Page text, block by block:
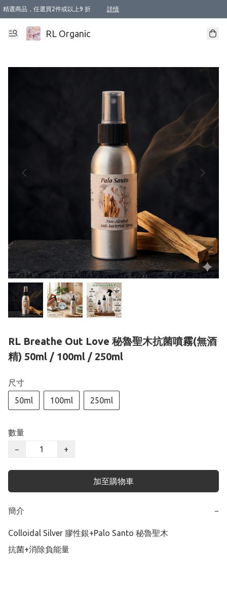
精選商品，任選買2件或以上9 折 詳情
XI周年優惠【新品自由選2件88折/3件85折】
XI周年優惠【Chakra 脈輪平衡自由選2件9折/3件85折/5件8折】
Florame 肌底自由選 2支9折 3支85折
XI周年優惠【蟲蟲退散 · 防衛結界﹞系列2件9折】
Sunki 任選2件95折
BIOFFICINA TOSCANA 任選2支9折 3支85折
Lamav 任選1件9折 2件85折
Mukti Organics 指定產品任選1件9折, 2件88折 3件85折
Intelligent Nutrients Skincare 任選2件9折
deodorant 任選2件88折
化妝品 任選2件95折
XI周年優惠【身心靈單品 任選2件9折/3件85折/5件8折】
XI周年優惠 【精油/香水 任選2件9折/3件85折/5件8折】
XI周年優惠【「關節到肌膚」全效養護 BODY OIL 組2件88折/3件85折】
XI周年優惠【夏日有機物理防曬套裝2件88折】
XI周年優惠【夏日潔面隨意選2件88折/3件85折】
XI周年優惠【逆齡奇蹟抗氧 11 自由選2件88折/3件85折/4件或以上8折】
新會員首次購物即享全單 95 折優惠！
成為VIP / VVIP 可享有生日月現金扣減獎賞優惠 !! 記得去賬户資料填上生日日期啦 !
選用順豐速運，滿$500 免運費
本地速遞 京東 送住宅/ 工商地址 $400 免運費
澳門訂單選用順豐速運，滿$800 免運費
RL Organic
RL Breathe Out Love 秘魯聖木抗菌噴霧(無酒
精) 50ml / 100ml / 250ml
尺寸
50ml
100ml 250ml
數量
−
+
加至購物車
簡介 −
Colloidal Silver 膠性銀+Palo Santo 秘魯聖木
抗菌+消除負能量